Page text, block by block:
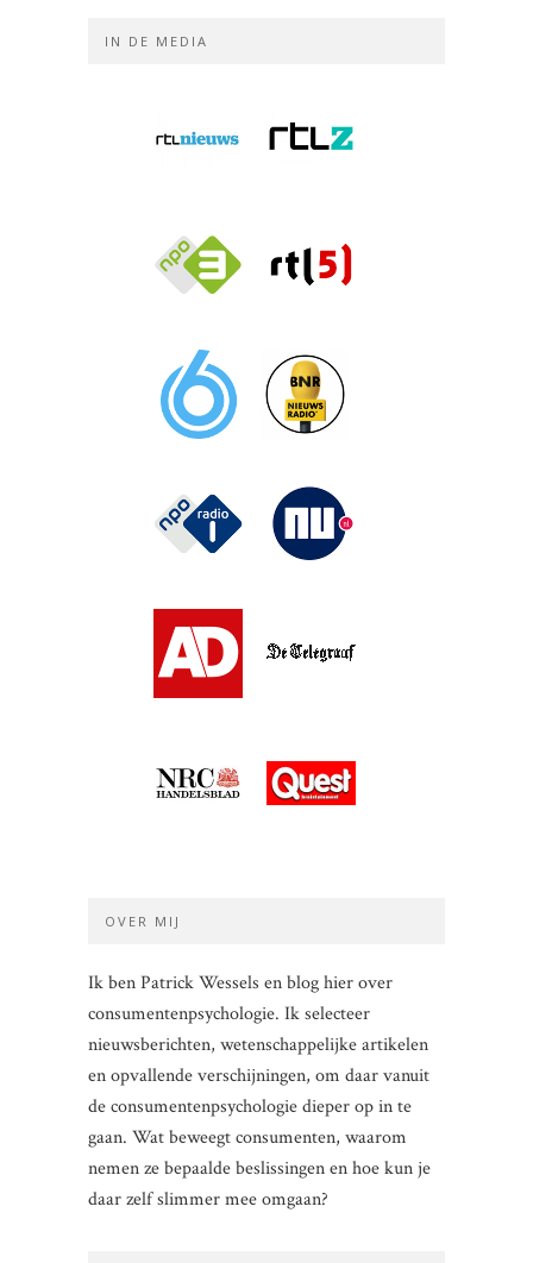
IN DE MEDIA
OVER MIJ
Ik ben Patrick Wessels en blog hier over
consumentenpsychologie. Ik selecteer
nieuwsberichten, wetenschappelijke artikelen
en opvallende verschijningen, om daar vanuit
de consumentenpsychologie dieper op in te
gaan. Wat beweegt consumenten, waarom
nemen ze bepaalde beslissingen en hoe kun je
daar zelf slimmer mee omgaan?